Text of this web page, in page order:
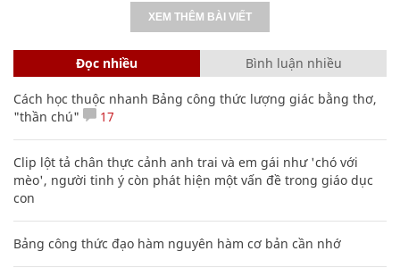
XEM THÊM BÀI VIẾT
Đọc nhiều Bình luận nhiều
Cách học thuộc nhanh Bảng công thức lượng giác bằng thơ,
"thần chú"
17
Clip lột tả chân thực cảnh anh trai và em gái như 'chó với
mèo', người tinh ý còn phát hiện một vấn đề trong giáo dục
con
Bảng công thức đạo hàm nguyên hàm cơ bản cần nhớ